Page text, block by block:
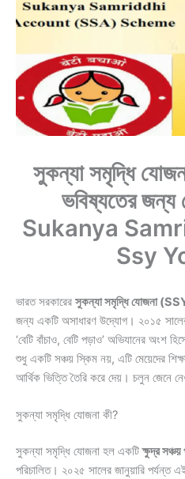
সুকন্যা সমৃদ্ধি
ভবিষ্যতের জন্য
Sukanya
Ssy
ভারত সরকারের সুকন্যা সমৃদ্ধি যোজনা
জন্য একটি অসাধারণ উদ্যোগ। ২০১৫ সালের
‘বেটি বাঁচাও, বেটি পড়াও’ অভিযানের অংশ
শুধু একটি সঞ্চয় স্কিম নয়, এটি মেয়েদের
আর্থিক ভিত্তি তৈরি করে দেয়। চলুন জেনে
সুকন্যা সমৃদ্ধি যোজনা কী?
সুকন্যা সমৃদ্ধি যোজনা হল একটিক্ষুদ্র সঞ্চয়
পরিচালিত। ২০২৫ সালের জানুয়ারি পর্যন্ত